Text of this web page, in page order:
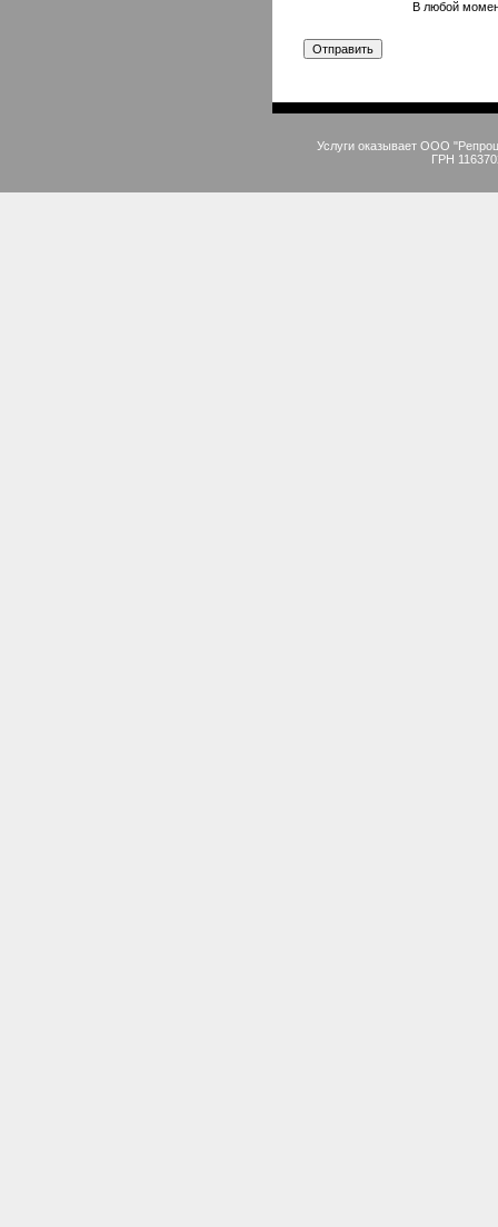
В любой
Услуги оказывает ООО
ГРН